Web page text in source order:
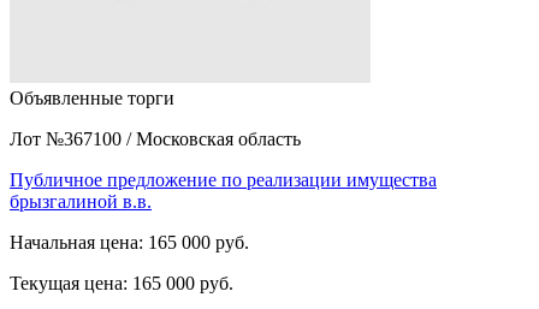
Объявленные торги
Лот №367100 / Московская область
Публичное предложение по реализации имущества
брызгалиной в.в.
Начальная цена: 165 000 руб.
Текущая цена: 165 000 руб.